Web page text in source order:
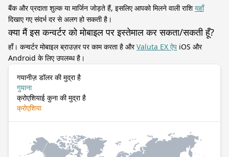
बैंक और प्रदाता शुल्क या मार्जिन जोड़ते हैं, इसलिए आपको मिलने वाली राशियहाँ
दिखाए गए संदर्भ दर से अलग हो सकती है।
क्या मैं इस कन्वर्टर को मोबाइल पर इस्तेमाल कर सकता/सकती हूँ?
हाँ। कन्वर्टर मोबाइल ब्राउज़र पर काम करता है औरValuta EX ऐप iOS और
Android के लिए उपलब्ध है।
गयानीज़ डॉलर की मुद्रा है
गुयाना
क्रोएशियाई कुना की मुद्रा है
क्रोएशिया